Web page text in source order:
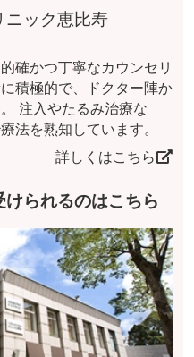
ニック恵比寿
確かつ丁寧なカウンセリ
積極的で、ドクター陣か
注入やたるみ治療な
法を熟知しています。
詳しくはこちら
られるのはこちら